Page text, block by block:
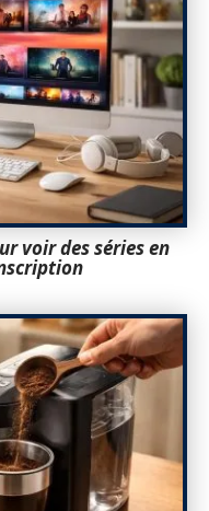
voir des séries en